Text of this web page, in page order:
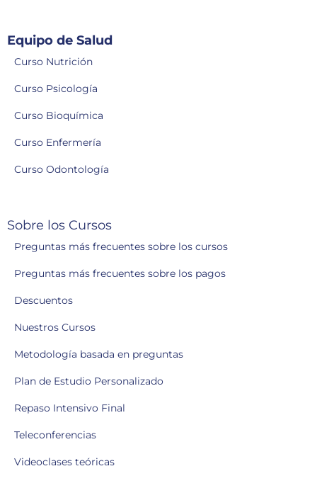
Equipo de Salud
Curso Nutrición
Curso Psicología
Curso Bioquímica
Curso Enfermería
Curso Odontología
Sobre los Cursos
Preguntas más frecuentes sobre los cursos
Preguntas más frecuentes sobre los pagos
Descuentos
Nuestros Cursos
Metodología basada en preguntas
Plan de Estudio Personalizado
Repaso Intensivo Final
Teleconferencias
Videoclases teóricas